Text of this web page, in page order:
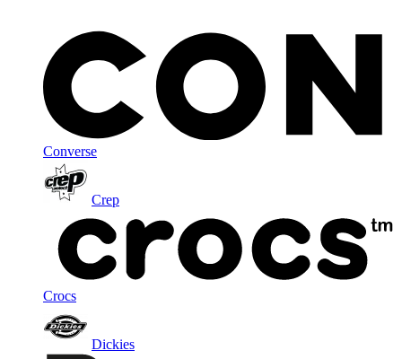
Converse
Crep
Crocs
Dickies